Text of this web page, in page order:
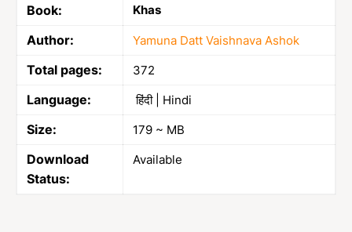
Book:
Khas
Author: Yamuna Datt Vaishnava Ashok
Total pages: 372
Language: हिंदी | Hindi
Size: 179 ~ MB
Download
Status:
Available